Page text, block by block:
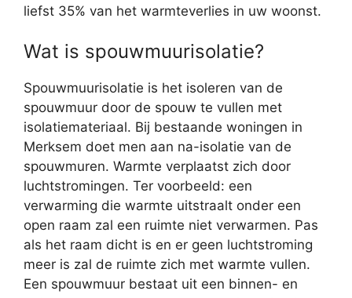
liefst 35% van het warmteverlies in uw woonst.
Wat is spouwmuurisolatie?
Spouwmuurisolatie is het isoleren van de
spouwmuur door de spouw te vullen met
isolatiemateriaal. Bij bestaande woningen in
Merksem doet men aan na-isolatie van de
spouwmuren. Warmte verplaatst zich door
luchtstromingen. Ter voorbeeld: een
verwarming die warmte uitstraalt onder een
open raam zal een ruimte niet verwarmen. Pas
als het raam dicht is en er geen luchtstroming
meer is zal de ruimte zich met warmte vullen.
Een spouwmuur bestaat uit een binnen- en